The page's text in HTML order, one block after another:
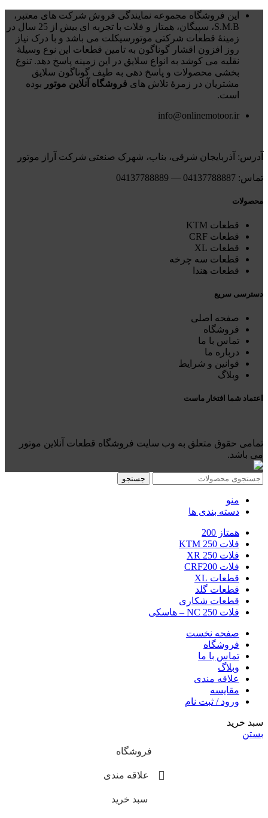
این فروشگاه مجموعه نمایندگی فروش شرکت های معتبر،
S.M.B، سپیگان، همتاز و فلات با تجربه ای بیش از 25 سال در
زمینۀ قطعات شرکتی موتورسیکلت می باشد و با درک نیاز
روز افزون اقشار گوناگون به تامین قطعات این نوع وسیلۀ
نقلیه می کوشد به انواع سلایق در این زمینه پاسخ دهد. تنوع
بخشی محصولات و پاسخ دهی به طیف گوناگون سلایق
مشتریان در زمرۀ تلاش های فروشگاه آنلاین موتور بوده
است.
info@onlinemotoor.ir
آدرس: آذربایجان شرقی، بناب، شهرک صنعتی شرکت آراز موتور
تماس: 04137788887 — 04137788889
محصولات
قطعات KTM
قطعات CRF
قطعات XL
قطعات سه چرخه
قطعات هندا
دسترسی سریع
صفحه اصلی
فروشگاه
تماس با ما
درباره ما
قوانین و شرایط
وبلاگ
اعتماد شما افتخار ماست
تمامی حقوق متعلق به وب سایت فروشگاه قطعات آنلاین موتور
می باشد.
جستجو
منو
دسته بندی ها
همتاز 200
فلات 250 KTM
فلات 250 XR
فلات CRF200
قطعات XL
قطعات گلد
قطعات شکاری
فلات NC 250 – هاسکی
صفحه نخست
فروشگاه
تماس با ما
وبلاگ
علاقه مندی
مقایسه
ورود / ثبت نام
سبد خرید
بستن
فروشگاه
علاقه مندی
سبد خرید